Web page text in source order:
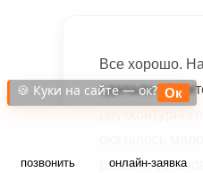
Все хорошо.
сделали
решили
позвонить онлайн-заявка
🍪 Куки на сайте — ок? Ок